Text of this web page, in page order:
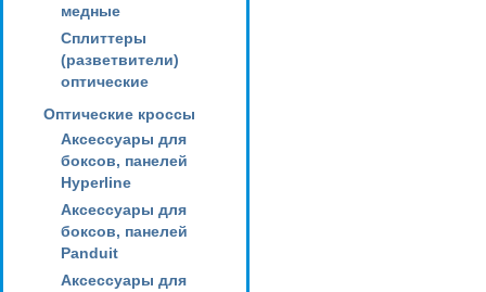
медные
Сплиттеры
(разветвители)
оптические
Оптические кроссы
Аксессуары для
боксов, панелей
Hyperline
Аксессуары для
боксов, панелей
Panduit
Аксессуары для